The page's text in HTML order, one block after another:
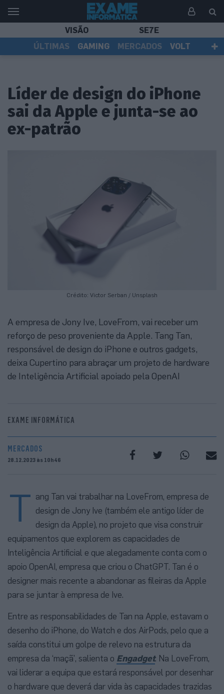
VISÃO
SE7E
ÚLTIMAS
GAMING MERCADOS
VOLT
Líder de design do iPhone
sai da Apple e junta-se ao
ex-patrão
Crédito: Victor Serban / Unsplash
A empresa de Jony Ive, LoveFrom, vai receber um
reforço de peso proveniente da Apple. Tang Tan,
responsável de design do iPhone e outros gadgets,
deixa Cupertino para abraçar um projeto de hardware
de Inteligência Artificial apoiado pela OpenAI
EXAME INFORMÁTICA
MERCADOS
28.12.2023 às 10h46
T ang Tan vai trabalhar na LoveFrom, empresa de
design de Jony Ive (também ele antigo líder de
design da Apple), no projeto que visa construir
equipamentos que explorem as capacidades de
Inteligência Artificial e que alegadamente conta com o
apoio OpenAI, empresa que criou o ChatGPT. Tan é o
designer mais recente a abandonar as fileiras da Apple
para se juntar à empresa de Ive.
Entre as responsabilidades de Tan na Apple, estavam o
desenho do iPhone, do Watch e dos AirPods, pelo que a
saída constitui um golpe de relevo na estrutura da
empresa da ‘maçã’, salienta o Engadget. Na LoveFrom,
vai liderar a equipa que estará responsável por desenhar
o hardware que deverá dar vida às capacidades trazidas